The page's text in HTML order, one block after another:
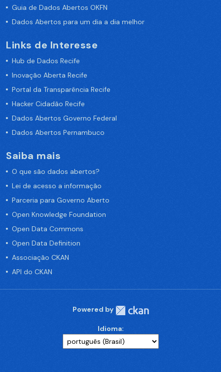
Guia de Dados Abertos OKFN
Dados Abertos para um dia a dia melhor
Links de Interesse
Hub de Dados Recife
Inovação Aberta Recife
Portal da Transparência Recife
Hacker Cidadão Recife
Dados Abertos Governo Federal
Dados Abertos Pernambuco
Saiba mais
O que são dados abertos?
Lei de acesso a informação
Parceria para Governo Aberto
Open Knowledge Foundation
Open Data Commons
Open Data Definition
Associação CKAN
API do CKAN
Powered by
Idioma